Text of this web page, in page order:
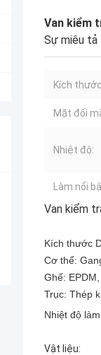
Van kiểm
Sự miêu tả
Kích
Mặt đối
Nhiệt độ:
Làm nổi
Van kiểm
Kích thước
Cơ thể:
Ghế:
Trục: Thép
Nhiệt độ
Vật liệu: